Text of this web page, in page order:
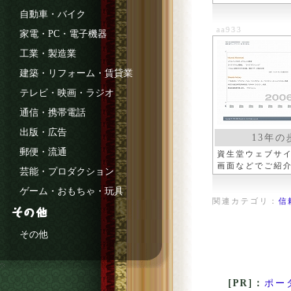
aa933
13年の
資生堂ウェブサ
画面などでご紹介
関連カテゴリ： 信
[PR]： ポー
自動車・バイク
家電・PC・電子機器
工業・製造業
建築・リフォーム・賃貸業
テレビ・映画・ラジオ
通信・携帯電話
出版・広告
郵便・流通
芸能・プロダクション
ゲーム・おもちゃ・玩具
その他